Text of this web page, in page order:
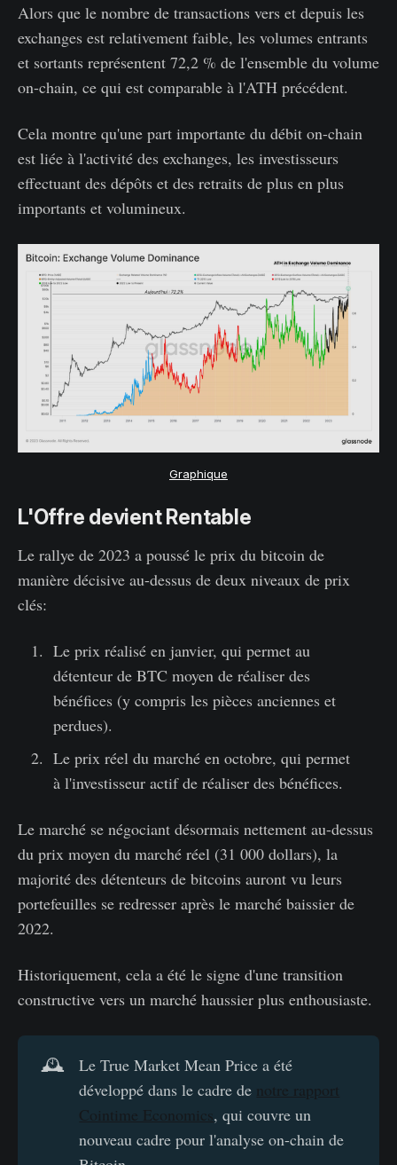
Alors que le nombre de transactions vers et depuis les
exchanges est relativement faible, les volumes entrants
et sortants représentent 72,2 % de l'ensemble du volume
on-chain, ce qui est comparable à l'ATH précédent.
Cela montre qu'une part importante du débit on-chain
est liée à l'activité des exchanges, les investisseurs
effectuant des dépôts et des retraits de plus en plus
importants et volumineux.
Graphique
L'Offre devient Rentable
Le rallye de 2023 a poussé le prix du bitcoin de
manière décisive au-dessus de deux niveaux de prix
clés:
Le prix réalisé en janvier, qui permet au
détenteur de BTC moyen de réaliser des
bénéfices (y compris les pièces anciennes et
perdues).
Le prix réel du marché en octobre, qui permet
à l'investisseur actif de réaliser des bénéfices.
Le marché se négociant désormais nettement au-dessus
du prix moyen du marché réel (31 000 dollars), la
majorité des détenteurs de bitcoins auront vu leurs
portefeuilles se redresser après le marché baissier de
2022.
Historiquement, cela a été le signe d'une transition
constructive vers un marché haussier plus enthousiaste.
🕰️
Le True Market Mean Price a été
développé dans le cadre de notre rapport
Cointime Economics, qui couvre un
nouveau cadre pour l'analyse on-chain de